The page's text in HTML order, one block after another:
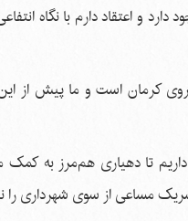
دارد و اعتقاد دارم با نگاه
کرمان است و ما پیش از
داریم تا دهیاری هم‌مرز به
مساعی از سوی شهرداری